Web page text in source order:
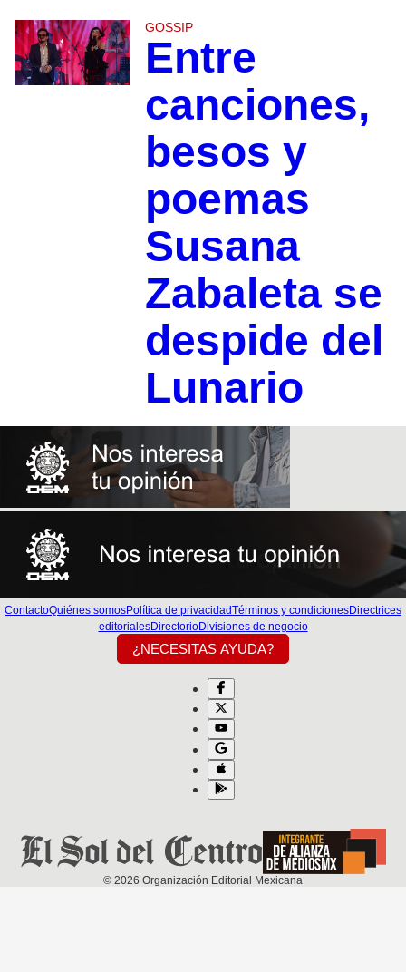
GOSSIP
Entre
canciones,
besos y
poemas
Susana
Zabaleta se
despide del
Lunario
ContactoQuiénes somosPolítica de privacidadTérminos y condicionesDirectrices
editorialesDirectorioDivisiones de negocio
¿NECESITAS AYUDA?
© 2026 Organización Editorial Mexicana